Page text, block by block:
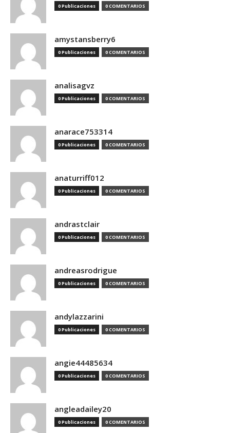
0 Publicaciones 0 COMENTARIOS
amystansberry6
0 Publicaciones 0 COMENTARIOS
analisagvz
0 Publicaciones 0 COMENTARIOS
anarace753314
0 Publicaciones 0 COMENTARIOS
anaturriff012
0 Publicaciones 0 COMENTARIOS
andrastclair
0 Publicaciones 0 COMENTARIOS
andreasrodrigue
0 Publicaciones 0 COMENTARIOS
andylazzarini
0 Publicaciones 0 COMENTARIOS
angie44485634
0 Publicaciones 0 COMENTARIOS
angleadailey20
0 Publicaciones 0 COMENTARIOS